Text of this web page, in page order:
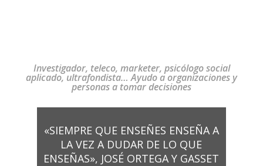
Investigador, teleco, marketer, psicólogo social
aplicado, ultrafondista… Ayudo a organizaciones y
personas a tomar decisiones
«SIEMPRE QUE ENSEÑES ENSEÑA A
LA VEZ A DUDAR DE LO QUE
ENSEÑAS», JOSÉ ORTEGA Y GASSET